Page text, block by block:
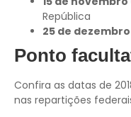
República
25 de
Ponto
Confira as datas de
nas repartições